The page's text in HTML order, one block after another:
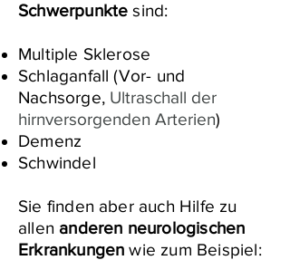
Schwerpunkte sind:
Multiple Sklerose
Schlaganfall (Vor- und
Nachsorge, Ultraschall der
hirnversorgenden Arterien)
Demenz
Schwindel
Sie finden aber auch Hilfe zu
allen anderen neurologischen
Erkrankungen wie zum Beispiel: